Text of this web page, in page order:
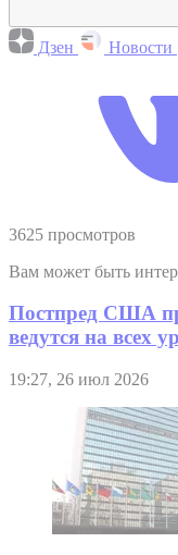
Дзен Новости
3625 просмотров
Вам может быть
Постпред США
ведутся на всех
19:27, 26 июл 2026